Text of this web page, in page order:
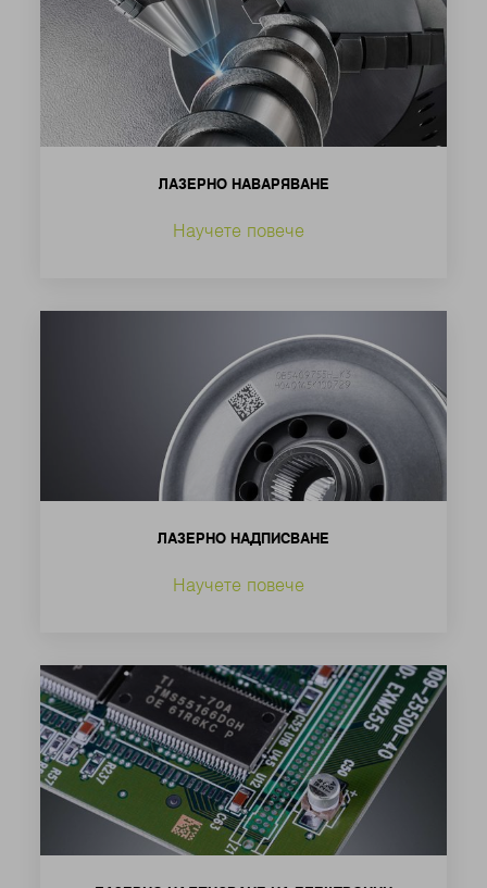
ЛАЗЕРНО НАВАРЯВАНЕ
Научете повече
ЛАЗЕРНО НАДПИСВАНЕ
Научете повече